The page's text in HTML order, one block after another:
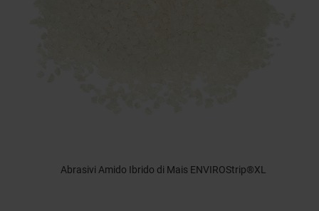
Abrasivi Amido Ibrido di Mais ENVIROStrip®XL